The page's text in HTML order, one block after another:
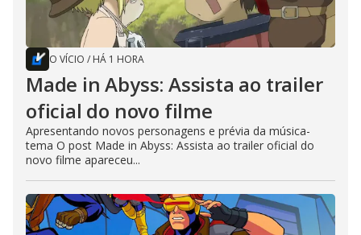
O VÍCIO / HÁ 1 HORA
Made in Abyss: Assista ao trailer
oficial do novo filme
Apresentando novos personagens e prévia da música-
tema O post Made in Abyss: Assista ao trailer oficial do
novo filme apareceu...